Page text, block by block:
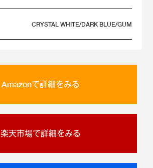
CRYSTAL WHITE/DARK BLUE/GUM
Amazonで詳細をみる
楽天市場で詳細をみる